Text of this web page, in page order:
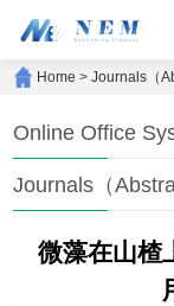
Home >Journals（
Online Office
Journals（
微藻在山楂